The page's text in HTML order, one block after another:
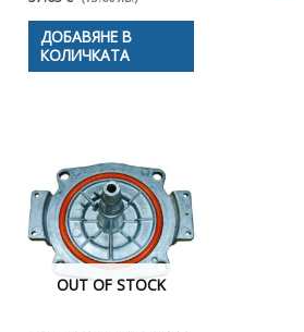
ДОБАВЯНЕ В
КОЛИЧКАТА
OUT OF STOCK